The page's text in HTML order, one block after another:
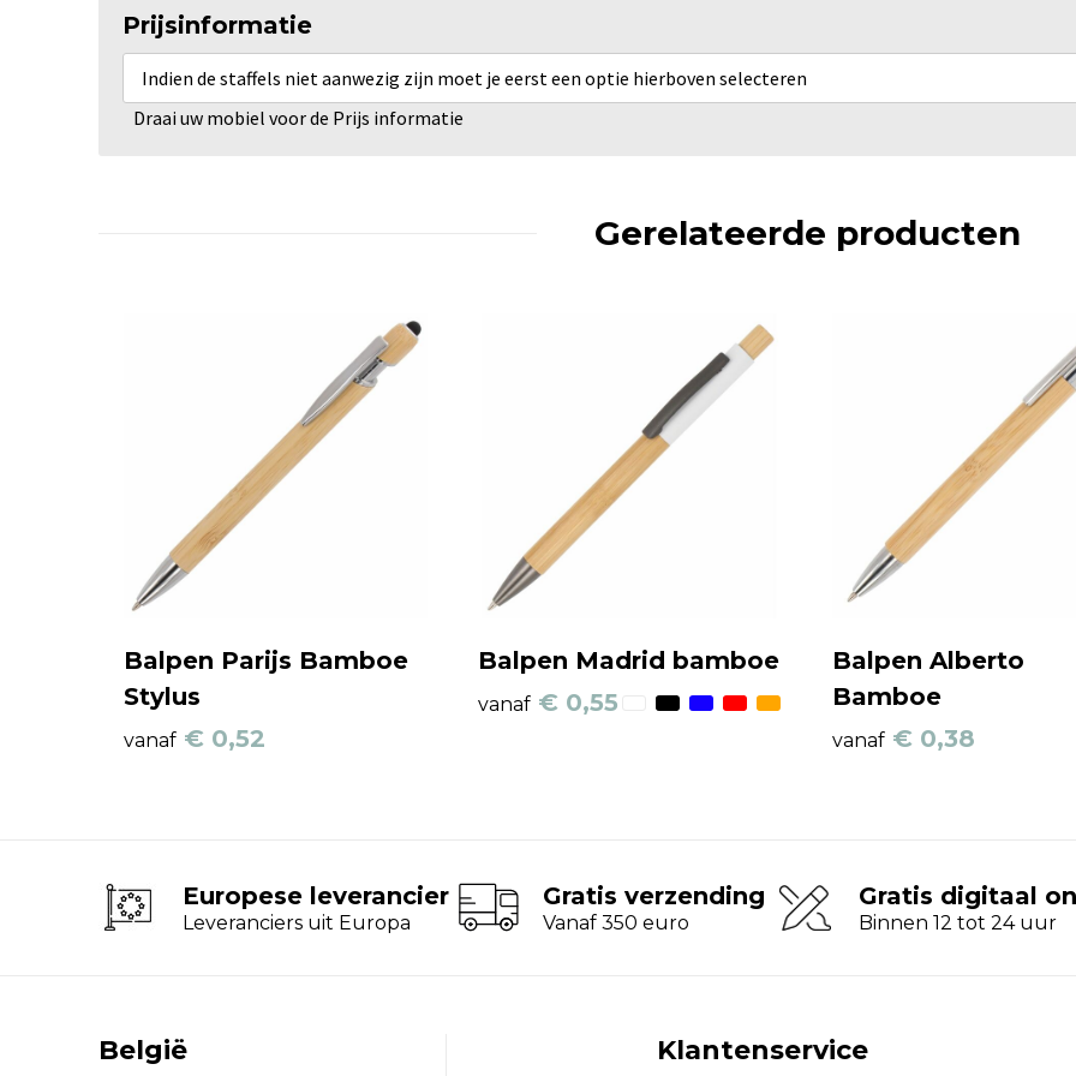
Prijsinformatie
Indien de staffels niet aanwezig zijn moet je eerst een optie hierboven selecteren
Draai uw mobiel voor de Prijs informatie
Gerelateerde producten
Balpen Parijs Bamboe
Stylus
vanaf € 0,52
Balpen Madrid bamboe
vanaf € 0,55
Balpen Alberto
Bamboe
vanaf € 0,38
Europese leverancier
Leveranciers uit Europa
Gratis verzending
Vanaf 350 euro
Gratis digitaal
Binnen 12 tot 24 uur
België Klantenservice